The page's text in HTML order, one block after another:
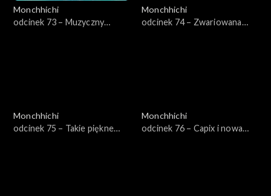
Monchhichi
odcinek 73 – Muzyczny
Monchhichi
odcinek 74 – Zwariowana
Monchhichi
odcinek 75 – Takie piękne
Monchhichi
odcinek 76 – Capix i nowa